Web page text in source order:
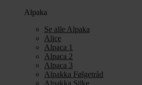
Alpaka
Se alle Alpaka
Alice
Alpaca 1
Alpaca 2
Alpaca 3
Alpakka Følgetråd
Alpakka Silke